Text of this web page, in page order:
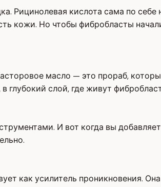
Рицинолевая кислота сама по себе
кожи. Но чтобы фибробласты
масло — это прораб,
глубокий слой, где живут
И вот когда вы
как усилитель проникновения.